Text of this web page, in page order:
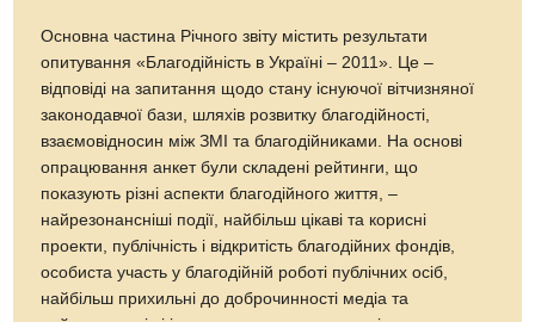
Основна частина Річного звіту містить результати
опитування «Благодійність в Україні – 2011». Це –
відповіді на запитання щодо стану існуючої вітчизняної
законодавчої бази, шляхів розвитку благодійності,
взаємовідносин між ЗМІ та благодійниками. На основі
опрацювання анкет були складені рейтинги, що
показують різні аспекти благодійного життя, –
найрезонансніші події, найбільш цікаві та корисні
проекти, публічність і відкритість благодійних фондів,
особиста участь у благодійній роботі публічних осіб,
найбільш прихильні до доброчинності медіа та